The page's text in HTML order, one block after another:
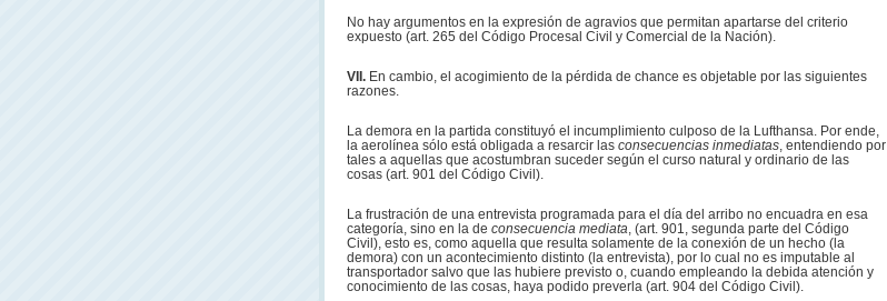
No hay argumentos en la expresión de agravios que permitan apartarse del criterio
expuesto (art. 265 del Código Procesal Civil y Comercial de la Nación).
VII. En cambio, el acogimiento de la pérdida de chance es objetable por las siguientes
razones.
La demora en la partida constituyó el incumplimiento culposo de la Lufthansa. Por ende,
la aerolínea sólo está obligada a resarcir las consecuencias inmediatas, entendiendo por
tales a aquellas que acostumbran suceder según el curso natural y ordinario de las
cosas (art. 901 del Código Civil).
La frustración de una entrevista programada para el día del arribo no encuadra en esa
categoría, sino en la de consecuencia mediata, (art. 901, segunda parte del Código
Civil), esto es, como aquella que resulta solamente de la conexión de un hecho (la
demora) con un acontecimiento distinto (la entrevista), por lo cual no es imputable al
transportador salvo que las hubiere previsto o, cuando empleando la debida atención y
conocimiento de las cosas, haya podido preverla (art. 904 del Código Civil).